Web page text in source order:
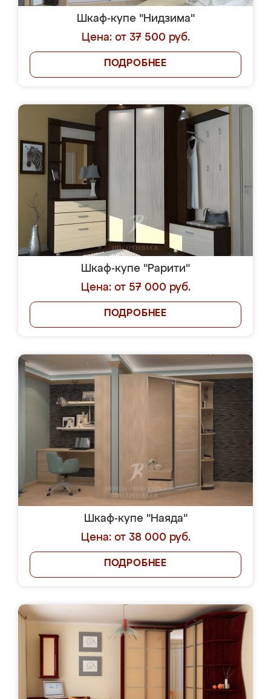
Шкаф-купе "Нидзима"
Цена: от 37 500 руб.
ПОДРОБНЕЕ
Шкаф-купе "Рарити"
Цена: от 57 000 руб.
ПОДРОБНЕЕ
Шкаф-купе "Наяда"
Цена: от 38 000 руб.
ПОДРОБНЕЕ